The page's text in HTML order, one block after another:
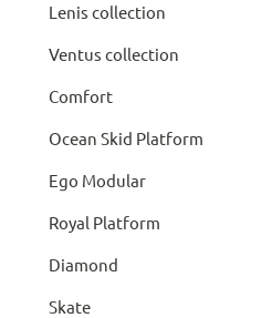
Lenis collection
Ventus collection
Comfort
Ocean Skid Platform
Ego Modular
Royal Platform
Diamond
Skate